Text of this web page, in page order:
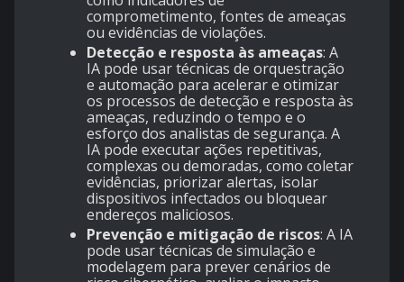
comprometimento, fontes de ameaças
ou evidências de violações.
Detecção e resposta às ameaças: A
IA pode usar técnicas de orquestração
e automação para acelerar e otimizar
os processos de detecção e resposta às
ameaças, reduzindo o tempo e o
esforço dos analistas de segurança. A
IA pode executar ações repetitivas,
complexas ou demoradas, como coletar
evidências, priorizar alertas, isolar
dispositivos infectados ou bloquear
endereços maliciosos.
Prevenção e mitigação de riscos: A IA
pode usar técnicas de simulação e
modelagem para prever cenários de